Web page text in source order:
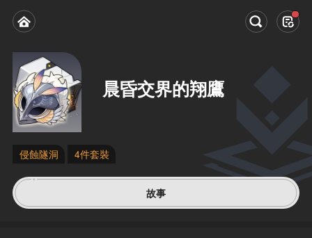
晨昏交界的翔鷹
侵蝕隧洞 4件套裝
故事